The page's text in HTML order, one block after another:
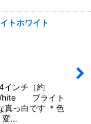
トホワイト
ンチ（約
ブライト
真っ白です ＊色
変…